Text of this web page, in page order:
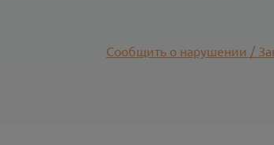
Сообщить о нарушении /